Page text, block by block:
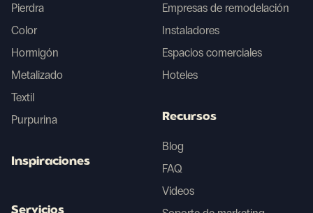
Pierdra
Color
Hormigón
Metalizado
Textil
Purpurina
Inspiraciones
Servicios
Empresas de remodelación
Instaladores
Espacios comerciales
Hoteles
Recursos
Blog
FAQ
Videos